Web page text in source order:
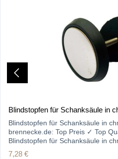
Blindstopfen für Schanksäule in
Blindstopfen für Schanksäule in
brennecke.de: Top Preis ✓ Top
Blindstopfen für Schanksäule in
Regulärer Preis:
7,28 €